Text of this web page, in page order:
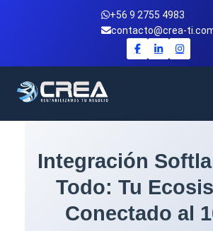
+56 9 2755 4983
contacto@crea-
Integración
Todo: Tu
Conectado al